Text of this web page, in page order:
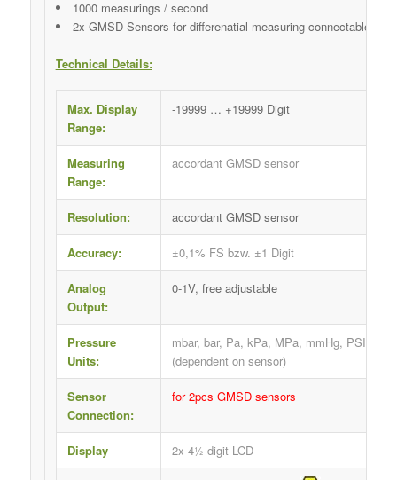
1000 measurings / second
2x GMSD-Sensors for differenatial measuring connectable
Technical Details:
Max. Display
Range:
-19999 … +19999 Digit
Measuring
Range:
accordant GMSD sensor
Resolution: accordant GMSD sensor
Accuracy: ±0,1% FS bzw. ±1 Digit
Analog
Output:
0-1V, free adjustable
Pressure
Units:
mbar, bar, Pa, kPa, MPa, mmHg, PSI
(dependent on sensor)
Sensor
Connection:
for 2pcs GMSD sensors
Display 2x 4½ digit LCD